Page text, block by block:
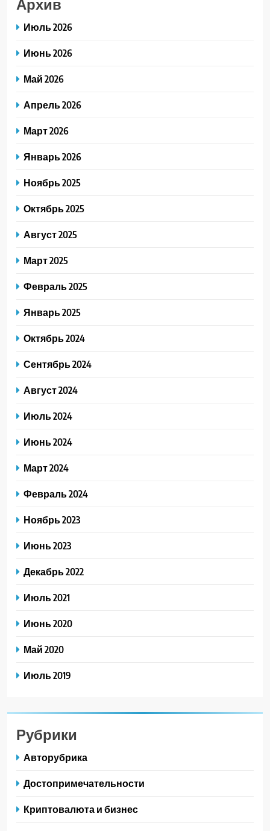
Июль 2026
Июнь 2026
Май 2026
Апрель 2026
Март 2026
Январь 2026
Ноябрь 2025
Октябрь 2025
Август 2025
Март 2025
Февраль 2025
Январь 2025
Октябрь 2024
Сентябрь 2024
Август 2024
Июль 2024
Июнь 2024
Март 2024
Февраль 2024
Ноябрь 2023
Июнь 2023
Декабрь 2022
Июль 2021
Июнь 2020
Май 2020
Июль 2019
Рубрики
Авторубрика
Достопримечательности
Криптовалюта и бизнес